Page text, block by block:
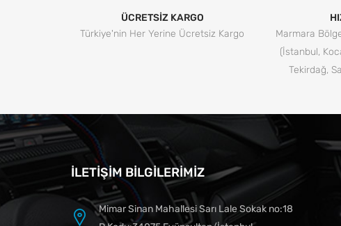
ÜCRETSİZ KARGO
Türkiye'nin Her Yerine Ücretsiz Kargo
Marmara
(İstanbul,
Tekirdağ,
İLETIŞIM BILGILERIMIZ
Mimar Sinan Mahallesi Sarı Lale Sokak no:18